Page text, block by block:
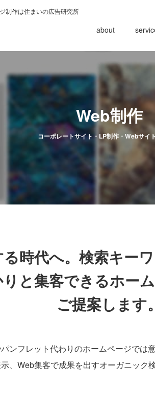
制作は住まいの広告研究所
about
Web制作
コーポレートサイト・LP制作・Webサイ
時代へ。検索キー
と集客できるホー
ご提案します。
ンフレット代わりのホームページでは
、Web集客で成果を出すオーガニッ